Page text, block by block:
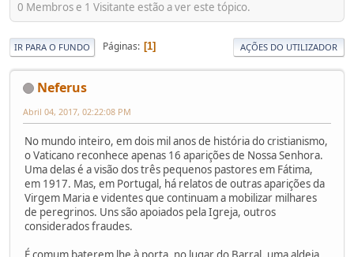
0 Membros e 1 Visitante estão a ver este tópico.
IR PARA O FUNDO Páginas 1 AÇÕES DO UTILIZADOR
Neferus
Abril 04, 2017, 02:22:08 PM
No mundo inteiro, em dois mil anos de história do cristianismo,
o Vaticano reconhece apenas 16 aparições de Nossa Senhora.
Uma delas é a visão dos três pequenos pastores em Fátima,
em 1917. Mas, em Portugal, há relatos de outras aparições da
Virgem Maria e videntes que continuam a mobilizar milhares
de peregrinos. Uns são apoiados pela Igreja, outros
considerados fraudes.